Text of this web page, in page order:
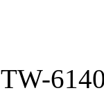
TW-6140